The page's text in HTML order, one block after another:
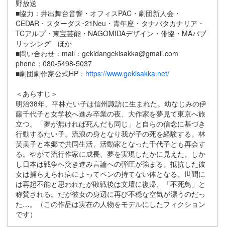
野放送
■協力：井出舞台音響・オフィスPAC・劇団新人会・
CEDAR・スターダス･21Neu・青年座・タナバタカナリア・
TCアルプ・東宝芸能・NAGOMIDAデザイン・俳協・MAパブ
リッシング ほか
■問い合わせ：mail：gekidangekisakka@gmail.com
phone：080-5498-5037
■劇団劇作家公式HP： https://www.gekisakka.net/
＜あらすじ＞
明治38年、平林たい子は信州諏訪に生まれた。幼なじみの伊
藤千代子と女学校へ進み卒業の夜、大作家を夢見て東京へ旅
立つ。「夢が無ければ死んだも同じ」と自らの信念に基づき
行動するたい子。流浪の身となり我が子の死を経験する。林
芙美子と本郷で共同生活、活動家となった千代子とも再会す
る。やがて流行作家に成長、夢を実現したかに見えた。しか
し日本は戦争へ突き進み言論への弾圧が強まる。抵抗した彼
女は捕らえられ病によってペンの持てない体となる。世間に
は再起不能と思われたが敗戦後は文壇に復帰、「不死鳥」と
称賛される。だが彼女の身辺に再び不穏な空気が漂うのだっ
た…。（この作品は実在の人物をモデルにしたフィクション
です）